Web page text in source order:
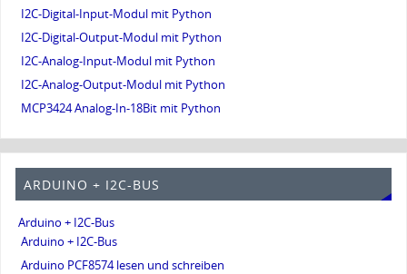
I2C-Digital-Input-Modul mit Python
I2C-Digital-Output-Modul mit Python
I2C-Analog-Input-Modul mit Python
I2C-Analog-Output-Modul mit Python
MCP3424 Analog-In-18Bit mit Python
ARDUINO + I2C-BUS
Arduino + I2C-Bus
Arduino + I2C-Bus
Arduino PCF8574 lesen und schreiben